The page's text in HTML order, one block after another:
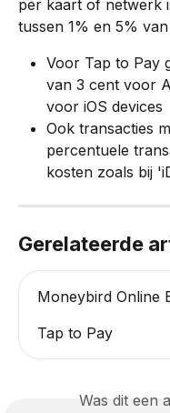
per kaart of netwerk
tussen 1% en 5%
Voor Tap to Pay
van 3 cent voor
voor iOS devices
Ook transacties
percentuele
kosten zoals bij
Gerelateerde
Moneybird Online
Tap to Pay
Was dit een